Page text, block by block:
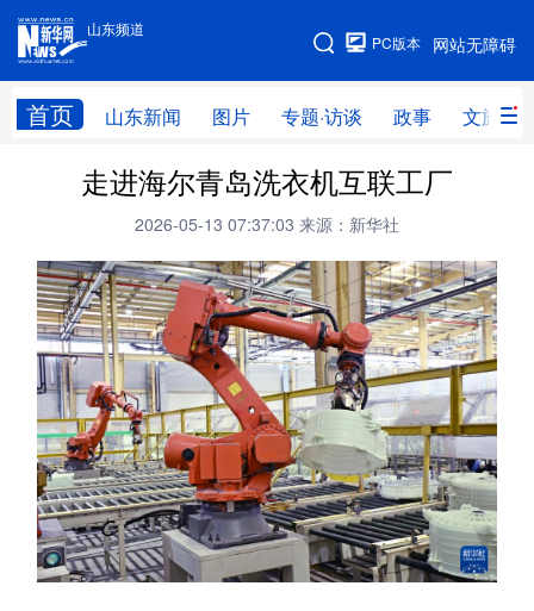
山东频道
网站无障碍
PC版本
首页 山东新闻 图片 专题·访谈 政事 文旅
手机版
网站地图
学习进行时 高层 时政 人事
财经 网评
台湾 思客智库 全球连线 教育
科技 科普 体育 文化
健康 军事 访谈 视频
图片 中央文件 金融 汽车
食品 人居 信息化 乡村振兴
溯源中国 城市 旅游 能源
会展 彩票 娱乐 时尚
走进海尔青岛洗衣机互联工厂
2026-05-13 07:37:03 来源：新华社